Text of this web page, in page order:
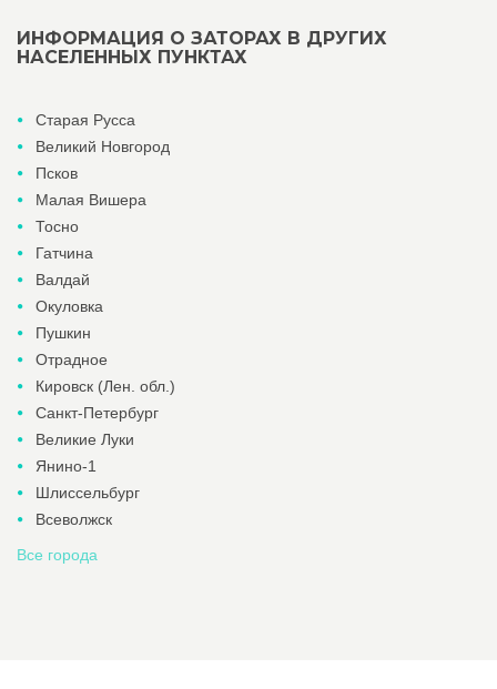
ИНФОРМАЦИЯ О ЗАТОРАХ В ДРУГИХ
НАСЕЛЕННЫХ ПУНКТАХ
Старая Русса
Великий Новгород
Псков
Малая Вишера
Тосно
Гатчина
Валдай
Окуловка
Пушкин
Отрадное
Кировск (Лен. обл.)
Санкт-Петербург
Великие Луки
Янино-1
Шлиссельбург
Всеволжск
Все города